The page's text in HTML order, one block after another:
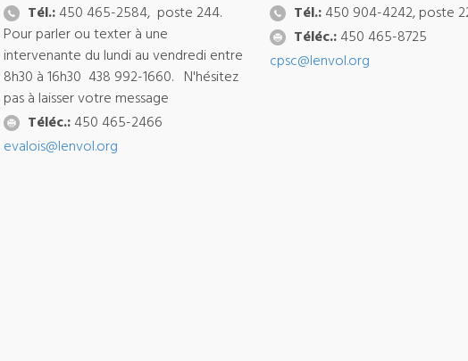
Tél.:450 465-2584, poste 244.
Pour parler ou texter à une
intervenante du lundi au vendredi entre
8h30 à 16h30 438 992-1660. N'hésitez
pas à laisser votre message
Téléc.:450 465-2466
evalois@lenvol.org
Tél.: 450 904-4242, poste
Téléc.: 450 465-8725
cpsc@lenvol.org